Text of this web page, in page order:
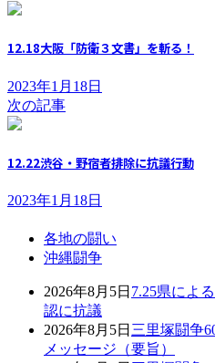
12.18大阪「防衛３文書」を斬る！
2023年1月18日
次の記事
12.22渋谷・野宿者排除に抗議行動
2023年1月18日
各地の闘い
沖縄闘争
2026年8月5日 7.25県によ
認に抗議
2026年8月5日 三里塚闘争
メッセージ（要旨）